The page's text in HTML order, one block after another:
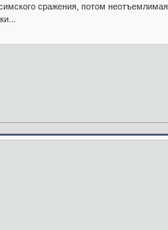
сражения, потом